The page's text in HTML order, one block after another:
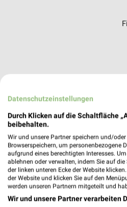
Datenschutzeinstellungen
Durch Klicken auf die Schaltfläche
beibehalten.
Wir und unsere Partner speichern und/
Browserspeichern, um personenbezogene
aufgrund eines berechtigten Interesses.
ablehnen oder verwalten, indem Sie auf
der linken unteren Ecke der Website
der Website und klicken Sie auf den
werden unseren Partnern mitgeteilt und
Wir und unsere Partner verarbeiten